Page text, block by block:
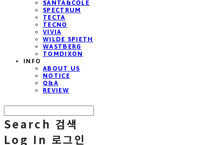
SANTA&COLE
SPECTRUM
TECTA
TECNO
VIVIA
WILDE SPIETH
WASTBERG
TOMDIXON
INFO
ABOUT US
NOTICE
Q&A
REVIEW
Search 검색
Log In 로그인